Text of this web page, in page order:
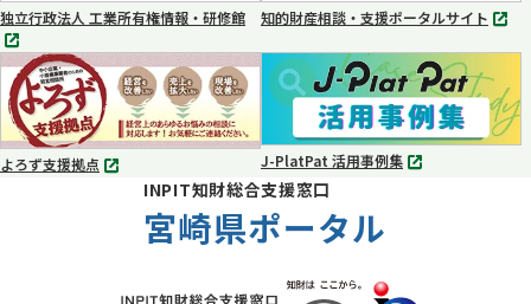
独立行政法人 工業所有権情報・研修館
別
タ
ブ
で
知的財産相談・支援ポータルサイト
別
タ
開
く
よろず支援拠点
別
J-PlatPat 活用事例集
別
INPIT知財総合支援窓口
宮崎県ポータル